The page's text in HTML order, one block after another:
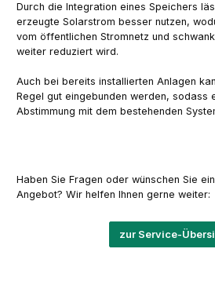
Durch die Integration eines Speichers
erzeugte Solarstrom besser nutzen,
vom öffentlichen Stromnetz und
weiter reduziert wird.
Auch bei bereits installierten Anlagen
Regel gut eingebunden werden, sodass
Abstimmung mit dem bestehenden
Haben Sie Fragen oder wünschen Sie
Angebot? Wir helfen Ihnen gerne weiter:
zur Service-